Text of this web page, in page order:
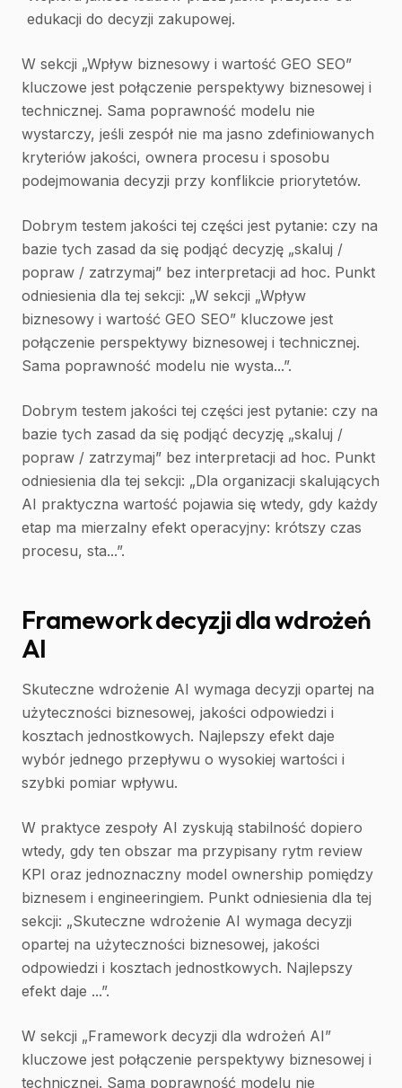
edukacji do decyzji zakupowej.
W sekcji „Wpływ biznesowy i wartość GEO SEO”
kluczowe jest połączenie perspektywy biznesowej i
technicznej. Sama poprawność modelu nie
wystarczy, jeśli zespół nie ma jasno zdefiniowanych
kryteriów jakości, ownera procesu i sposobu
podejmowania decyzji przy konflikcie priorytetów.
Dobrym testem jakości tej części jest pytanie: czy na
bazie tych zasad da się podjąć decyzję „skaluj /
popraw / zatrzymaj” bez interpretacji ad hoc. Punkt
odniesienia dla tej sekcji: „W sekcji „Wpływ
biznesowy i wartość GEO SEO” kluczowe jest
połączenie perspektywy biznesowej i technicznej.
Sama poprawność modelu nie wysta...”.
Dobrym testem jakości tej części jest pytanie: czy na
bazie tych zasad da się podjąć decyzję „skaluj /
popraw / zatrzymaj” bez interpretacji ad hoc. Punkt
odniesienia dla tej sekcji: „Dla organizacji skalujących
AI praktyczna wartość pojawia się wtedy, gdy każdy
etap ma mierzalny efekt operacyjny: krótszy czas
procesu, sta...”.
Framework decyzji dla wdrożeń
AI
Skuteczne wdrożenie AI wymaga decyzji opartej na
użyteczności biznesowej, jakości odpowiedzi i
kosztach jednostkowych. Najlepszy efekt daje
wybór jednego przepływu o wysokiej wartości i
szybki pomiar wpływu.
W praktyce zespoły AI zyskują stabilność dopiero
wtedy, gdy ten obszar ma przypisany rytm review
KPI oraz jednoznaczny model ownership pomiędzy
biznesem i engineeringiem. Punkt odniesienia dla tej
sekcji: „Skuteczne wdrożenie AI wymaga decyzji
opartej na użyteczności biznesowej, jakości
odpowiedzi i kosztach jednostkowych. Najlepszy
efekt daje ...”.
W sekcji „Framework decyzji dla wdrożeń AI”
kluczowe jest połączenie perspektywy biznesowej i
technicznej. Sama poprawność modelu nie